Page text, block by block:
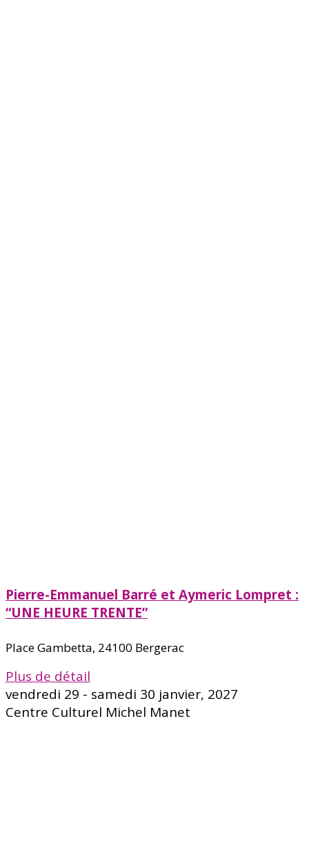
Pierre-Emmanuel Barré et Aymeric Lompret :
“UNE HEURE TRENTE”
Place Gambetta, 24100 Bergerac
Plus de détail
vendredi 29 - samedi 30 janvier, 2027
Centre Culturel Michel Manet